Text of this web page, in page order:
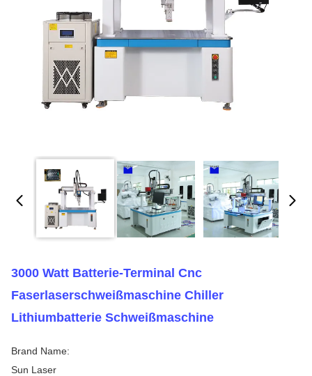
3000 Watt Batterie-Terminal Cnc
Faserlaserschweißmaschine Chiller
Lithiumbatterie Schweißmaschine
Brand Name:
Sun Laser